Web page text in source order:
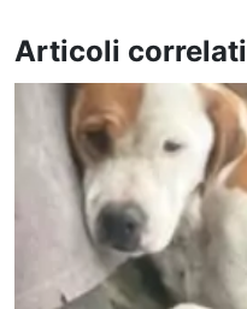
Articoli correlati